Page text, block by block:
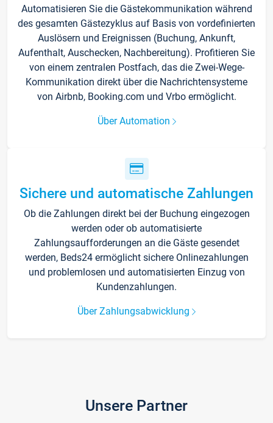
Automatisieren Sie die Gästekommunikation während
des gesamten Gästezyklus auf Basis von vordefinierten
Auslösern und Ereignissen (Buchung, Ankunft,
Aufenthalt, Auschecken, Nachbereitung). Profitieren Sie
von einem zentralen Postfach, das die Zwei-Wege-
Kommunikation direkt über die Nachrichtensysteme
von Airbnb, Booking.com und Vrbo ermöglicht.
Über Automation
Sichere und automatische Zahlungen
Ob die Zahlungen direkt bei der Buchung eingezogen
werden oder ob automatisierte
Zahlungsaufforderungen an die Gäste gesendet
werden, Beds24 ermöglicht sichere Onlinezahlungen
und problemlosen und automatisierten Einzug von
Kundenzahlungen.
Über Zahlungsabwicklung
Unsere Partner